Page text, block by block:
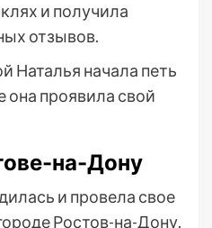
и получила
отзывов.
Наталья начала петь
она проявила свой
на-Дону
и провела свое
Ростов-на-Дону.